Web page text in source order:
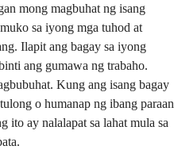
mong magbuhat ng isang
sa iyong mga tuhod at
Ilapit ang bagay sa iyong
ang gumawa ng trabaho.
Kung ang isang bagay
o humanap ng ibang paraan
ito ay nalalapat sa lahat mula sa